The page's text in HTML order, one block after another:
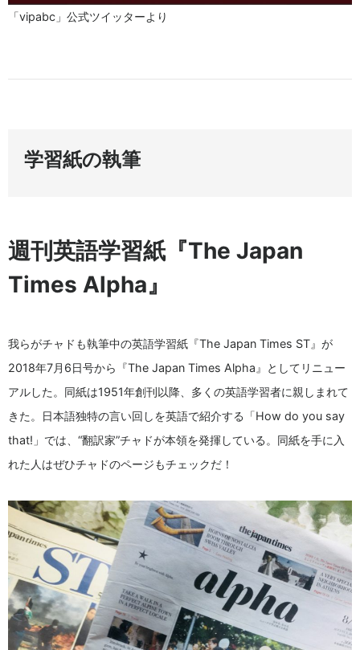
「vipabc」公式ツイッターより
学習紙の執筆
週刊英語学習紙『The Japan
Times Alpha』
我らがチャドも執筆中の英語学習紙『The Japan Times ST』が
2018年7月6日号から『The Japan Times Alpha』としてリニュー
アルした。同紙は1951年創刊以降、多くの英語学習者に親しまれて
きた。日本語独特の言い回しを英語で紹介する「How do you say
that!」では、“翻訳家”チャドが本領を発揮している。同紙を手に入
れた人はぜひチャドのページもチェックだ！